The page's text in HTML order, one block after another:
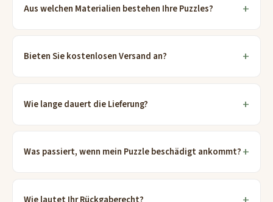
Aus welchen Materialien bestehen Ihre Puzzles?
Bieten Sie kostenlosen Versand an?
Wie lange dauert die Lieferung?
Was passiert, wenn mein Puzzle beschädigt ankommt?